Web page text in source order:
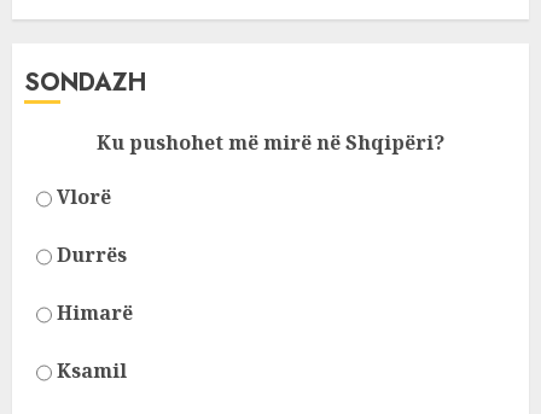
SONDAZH
Ku pushohet më mirë në Shqipëri?
Vlorë
Durrës
Himarë
Ksamil